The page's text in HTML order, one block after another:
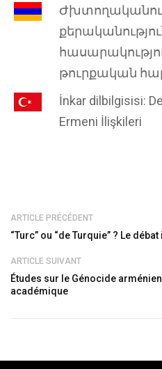
թուրքական
İnkar dilbilgisisi:
Ermeni İlişkileri
ARTICLE PRÉCÉDENT
“Turc” ou “de Turquie” ? Le
ARTICLE SUIVANT
Études sur le Génocide
académique